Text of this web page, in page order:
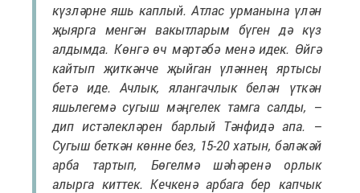
күзләрне яшь каплый. Атлас урманына үлән
җыярга менгән вакытларым бүген дә күз
алдымда. Көнгә өч мәртәбә менә идек. Өйгә
кайтып җиткәнче җыйган үләннең яртысы
бетә иде. Ачлык, ялангачлык белән үткән
яшьлегемә сугыш мәңгелек тамга салды, –
дип истәлекләрен барлый Тәнфидә апа. –
Сугыш беткән көнне без, 15-20 хатын, бәләкәй
арба тартып, Бөгелмә шәһәренә орлык
алырга киттек. Кечкенә арбага бер капчык